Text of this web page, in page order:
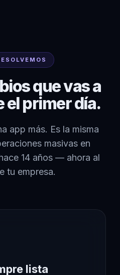
que vas a
el primer día.
app más. Es la misma
masivas en
14 años — ahora al
tu empresa.
lista